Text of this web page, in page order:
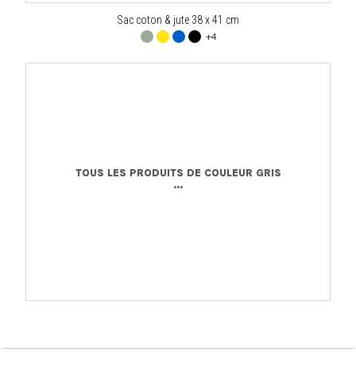
Sac coton & jute 38 x 41 cm
+4
TOUS LES PRODUITS DE COULEUR GRIS
...